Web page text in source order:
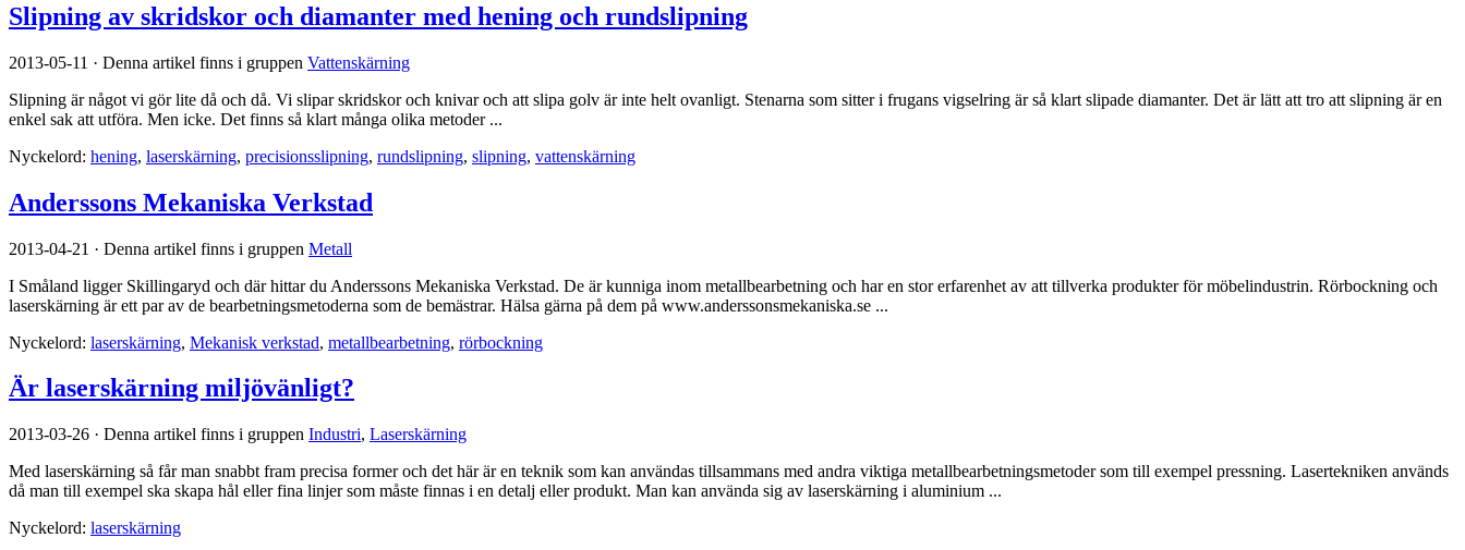
Slipning av skridskor och diamanter med hening och rundslipning
2013-05-11 · Denna artikel finns i gruppen Vattenskärning
Slipning är något vi gör lite då och då. Vi slipar skridskor och knivar och att slipa golv är inte helt ovanligt. Stenarna som sitter i frugans vigselring är så klart slipade diamanter. Det är lätt att tro att slipning är en
enkel sak att utföra. Men icke. Det finns så klart många olika metoder ...
Nyckelord: hening, laserskärning, precisionsslipning, rundslipning, slipning, vattenskärning
Anderssons Mekaniska Verkstad
2013-04-21 · Denna artikel finns i gruppen Metall
I Småland ligger Skillingaryd och där hittar du Anderssons Mekaniska Verkstad. De är kunniga inom metallbearbetning och har en stor erfarenhet av att tillverka produkter för möbelindustrin. Rörbockning och
laserskärning är ett par av de bearbetningsmetoderna som de bemästrar. Hälsa gärna på dem på www.anderssonsmekaniska.se ...
Nyckelord: laserskärning, Mekanisk verkstad, metallbearbetning, rörbockning
Är laserskärning miljövänligt?
2013-03-26 · Denna artikel finns i gruppen Industri, Laserskärning
Med laserskärning så får man snabbt fram precisa former och det här är en teknik som kan användas tillsammans med andra viktiga metallbearbetningsmetoder som till exempel pressning. Lasertekniken används
då man till exempel ska skapa hål eller fina linjer som måste finnas i en detalj eller produkt. Man kan använda sig av laserskärning i aluminium ...
Nyckelord: laserskärning